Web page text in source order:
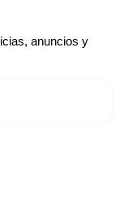
anuncios y